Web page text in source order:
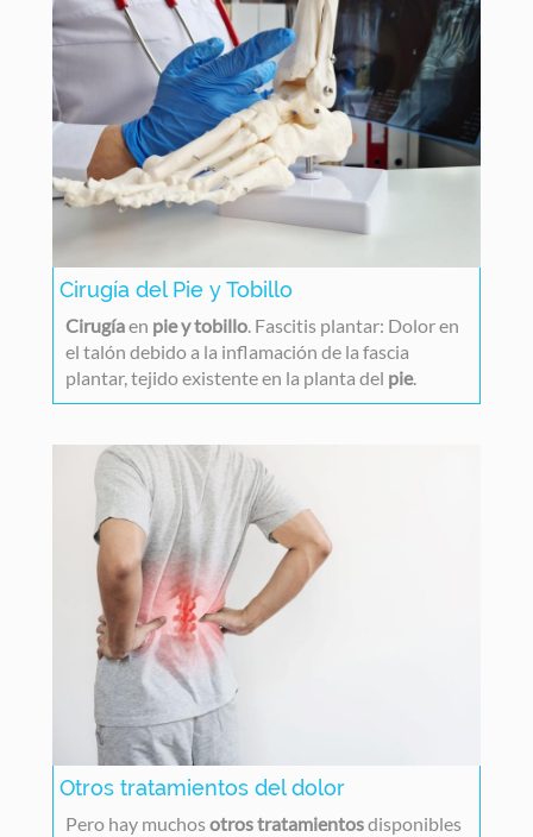
Cirugía del Pie y Tobillo
Cirugíaen pie y tobillo. Fascitis plantar: Dolor en
el talón debido a la inflamación de la fascia
plantar, tejido existente en la planta del pie.
Otros tratamientos del dolor
Pero hay muchosotros tratamientosdisponibles